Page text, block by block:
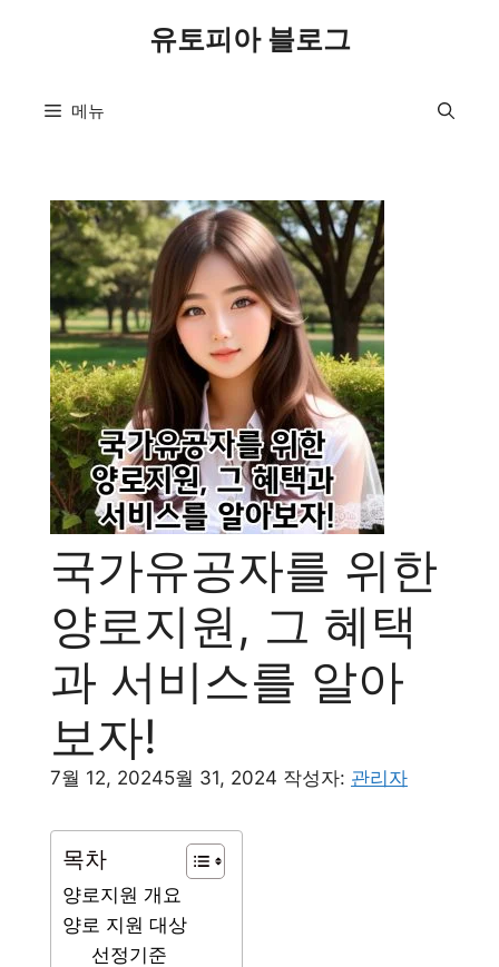
유토피아 블로그
메뉴
국가유공자를 위한
양로지원, 그 혜택
과 서비스를 알아
보자!
7월 12, 20245월 31, 2024 작성자: 관리자
목차
양로지원 개요
양로 지원 대상
선정기준